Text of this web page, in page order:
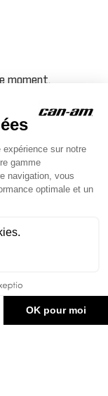
AU PANIER
moment.
d'origine
véhicule tout